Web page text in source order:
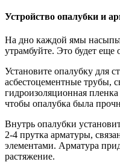
Устройство опалубки и
На дно каждой ямы
утрамбуйте. Это будет
Установите опалубку для
асбестоцементные трубы,
гидроизоляционная
чтобы опалубка была
Внутрь опалубки
2-4 прутка арматуры,
элементами. Арматура
растяжение.